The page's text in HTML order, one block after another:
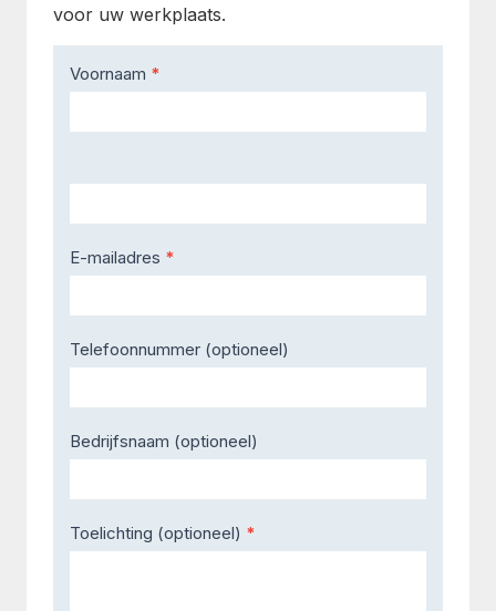
voor uw werkplaats.
Contact
Us
Voornaam *
E-mailadres *
Telefoonnummer (optioneel)
Bedrijfsnaam (optioneel)
Toelichting (optioneel) *